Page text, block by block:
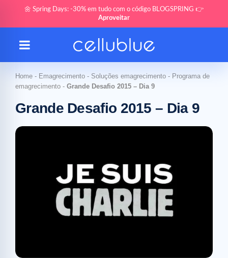
🌼 Spring Days: -30% em tudo com o código BLOGSPRING 👉
Aproveitar
Home - Emagrecimento - Soluções emagrecimento - Programa de
emagrecimento - Grande Desafio 2015 – Dia 9
Grande Desafio 2015 – Dia 9